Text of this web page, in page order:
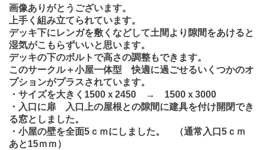
画像ありがとうございます。
上手く組み立てられています。
デッキ下にレンガを敷くなどして土間より隙間をあけると
湿気がこもらずいいと思います。
デッキの下のボルトで高さの調整もできます。
このサークル＋小屋一体型 快適に過ごせるいくつかのオ
プションがプラスされています。
・サイズを大きく1500ｘ2450 → 1500ｘ3000
・入口に扉 入口上の屋根との隙間に建具を付け開閉でき
る窓としました。
・小屋の壁を全面5ｃｍにしました。 （通常入口5ｃｍ
あと15ｍｍ）